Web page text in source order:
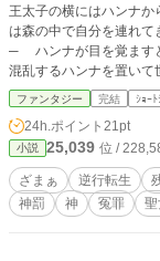
王太子の横にはハンナ
は森の中で自分を連れ
─ ハンナが目を覚ますと何故かそこは義妹が家に来る前の自室だった……
混乱するハンナを置いて世界は変わる。 ◇『婚約
◇ふんわり世界観。ゆるふわ
幅加筆修正〕
ファンタジー 完結 ｼｮｰﾄ
24h.ポイント 21pt
小説 25,039 位 /
ざまぁ 逆行転生
神罰
神 冤罪